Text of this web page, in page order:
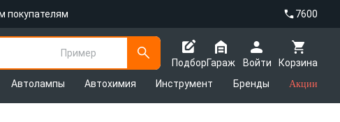
покупателям 7600
Пример
Подбор
Корзина
Гараж
Войти
Автолампы Автохимия Инструмент Бренды Акции